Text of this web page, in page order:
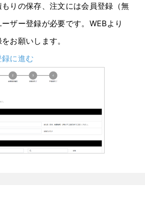
もりの保存、注文には会員登録（無
ザー登録が必要です。WEBより
お願いします。
に進む